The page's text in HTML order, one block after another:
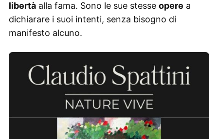
libertàalla fama. Sono le sue stesse opere a
dichiarare i suoi intenti, senza bisogno di
manifesto alcuno.